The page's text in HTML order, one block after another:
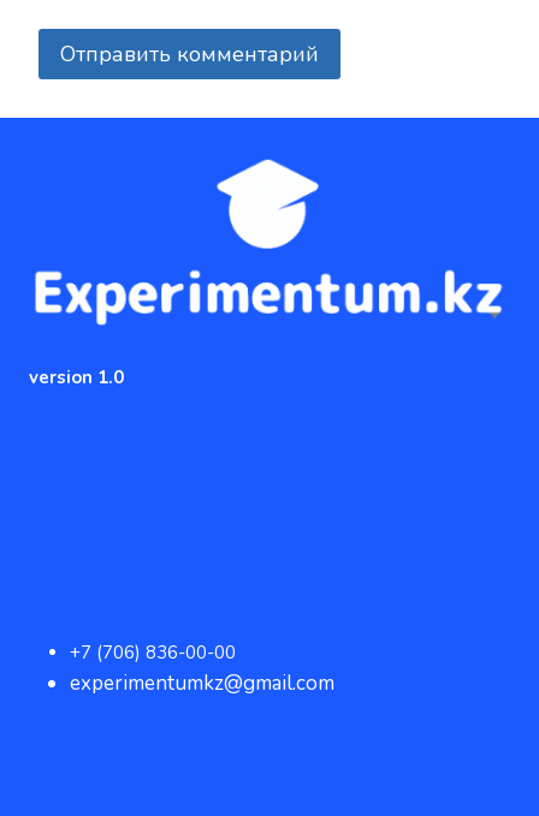
version 1.0
+7 (706) 836-00-00
experimentumkz@gmail.com